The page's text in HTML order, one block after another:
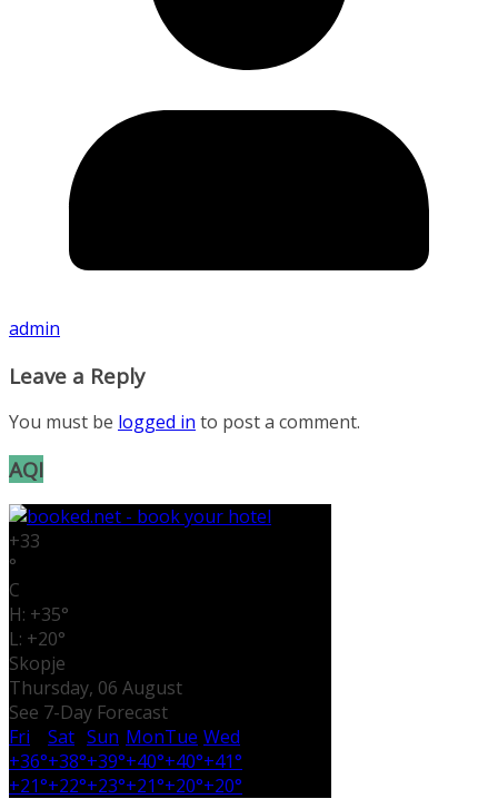
admin
Leave a Reply
You must be logged in to post a comment.
AQI
+33
°
C
H: +35°
L: +20°
Skopje
Thursday, 06 August
See 7-Day Forecast
Fri
Sat Sun MonTue Wed
+36°+38°+39°+40°+40°+41°
+21°+22°+23°+21°+20°+20°